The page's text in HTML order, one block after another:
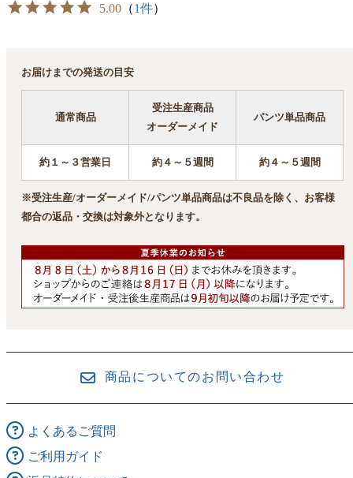
5.00 （1件）
お届けまでの発送の目安
通常商品
受注生産商品
オーダーメイド
パンツ単品商品
約１～３営業日 約４～５週間 約４～５週間
※受注生産/オーダーメイド/パンツ単品商品は不良品を除く、お客様
都合の返品・交換は対象外となります。
商品についてのお問い合わせ
よくあるご質問
ご利用ガイド